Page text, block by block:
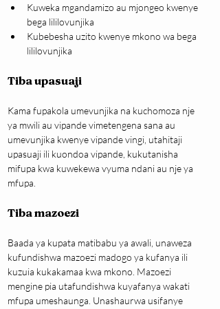
Kuweka mgandamizo au mjongeo kwenye
bega lililovunjika
Kubebesha uzito kwenye mkono wa bega
lililovunjika
Tiba upasuaji
Kama fupakola umevunjika na kuchomoza nje
ya mwili au vipande vimetengena sana au
umevunjika kwenye vipande vingi, utahitaji
upasuaji ili kuondoa vipande, kukutanisha
mifupa kwa kuwekewa vyuma ndani au nje ya
mfupa.
Tiba mazoezi
Baada ya kupata matibabu ya awali, unaweza
kufundishwa mazoezi madogo ya kufanya ili
kuzuia kukakamaa kwa mkono. Mazoezi
mengine pia utafundishwa kuyafanya wakati
mfupa umeshaunga. Unashaurwa usifanye